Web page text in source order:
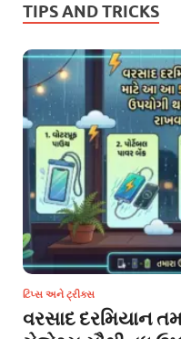
TIPS AND TRICKS
ટિપ્સ અને ટ્રીક્સ
વરસાદ દરમિયાન